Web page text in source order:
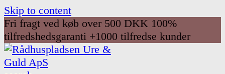
Skip to content
Fri fragt ved køb over 500 DKK 100%
tilfredshedsgaranti +1000 tilfredse kunder